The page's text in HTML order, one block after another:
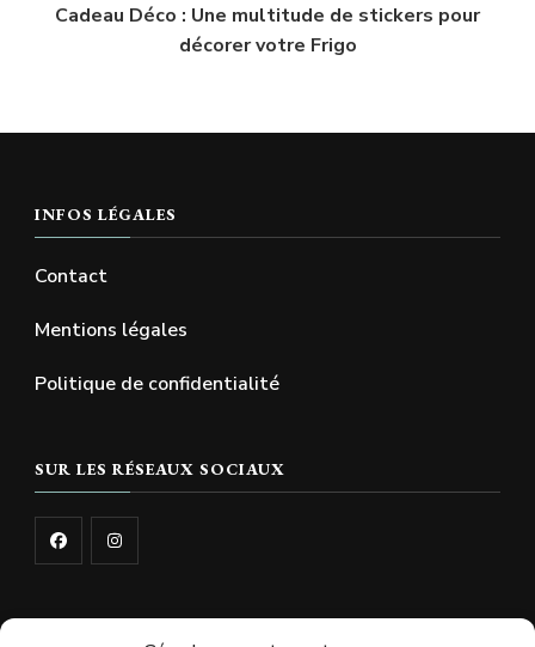
Cadeau Déco : Une multitude de stickers pour
décorer votre Frigo
INFOS LÉGALES
Contact
Mentions légales
Politique de confidentialité
SUR LES RÉSEAUX SOCIAUX